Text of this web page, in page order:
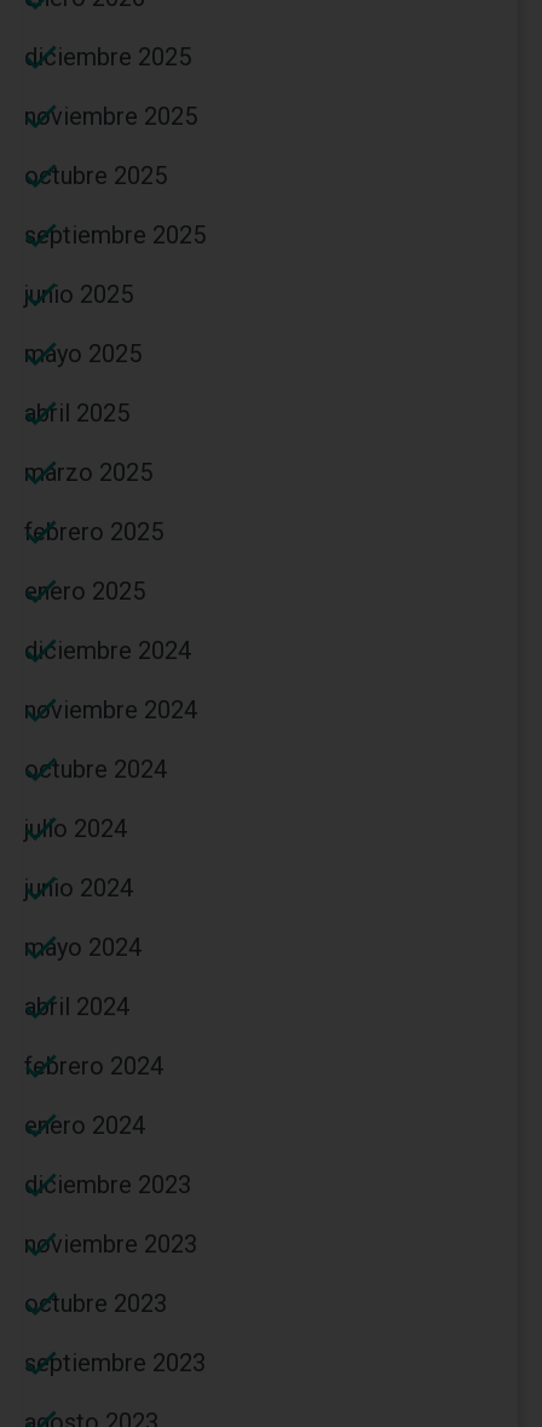
diciembre 2025
noviembre 2025
octubre 2025
septiembre 2025
junio 2025
mayo 2025
abril 2025
marzo 2025
febrero 2025
enero 2025
diciembre 2024
noviembre 2024
octubre 2024
julio 2024
junio 2024
mayo 2024
abril 2024
febrero 2024
enero 2024
diciembre 2023
noviembre 2023
octubre 2023
septiembre 2023